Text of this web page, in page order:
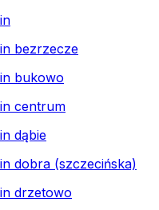
bezrzecze
bukowo
centrum
dąbie
dobra (szczecińska)
drzetowo